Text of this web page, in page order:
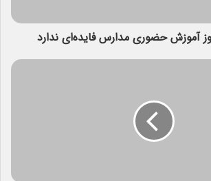
آموزش حضوری مدارس فایده‌ای ندارد